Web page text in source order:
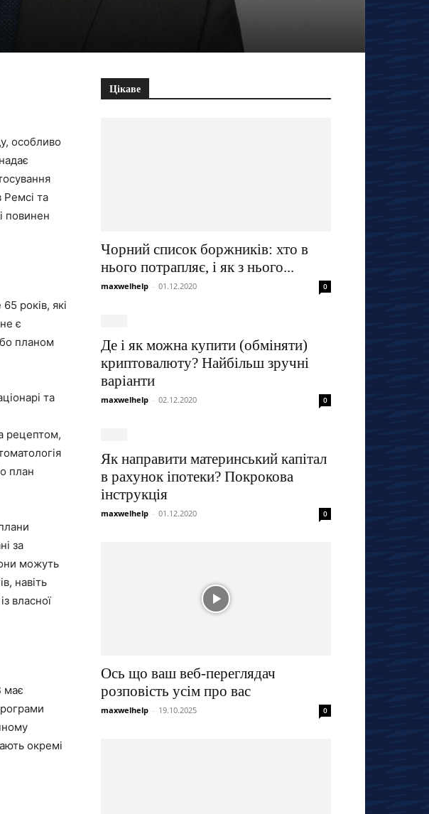
особливо
Ремсі та
повинен
років, які
є
планом
та
рецептом,
план
за
можуть
навіть
власної
має
окремі
Цікаве
Чорний список боржників: хто в
нього потрапляє, і як з нього...
maxwelhelp - 01.12.2020 0
Де і як можна купити (обміняти)
криптовалюту? Найбільш зручні
варіанти
maxwelhelp - 02.12.2020 0
Як направити материнський капітал
в рахунок іпотеки? Покрокова
інструкція
maxwelhelp - 01.12.2020 0
Ось що ваш веб-переглядач
розповість усім про вас
maxwelhelp - 19.10.2025 0